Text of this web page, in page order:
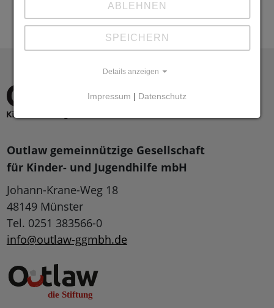
Outlaw gemeinnützige Gesellschaft
für Kinder- und Jugendhilfe mbH
Johann-Krane-Weg 18
48149 Münster
Tel. 0251 383566-0
info@outlaw-ggmbh.de
ABLEHNEN
SPEICHERN
Details anzeigen
Impressum | Datenschutz